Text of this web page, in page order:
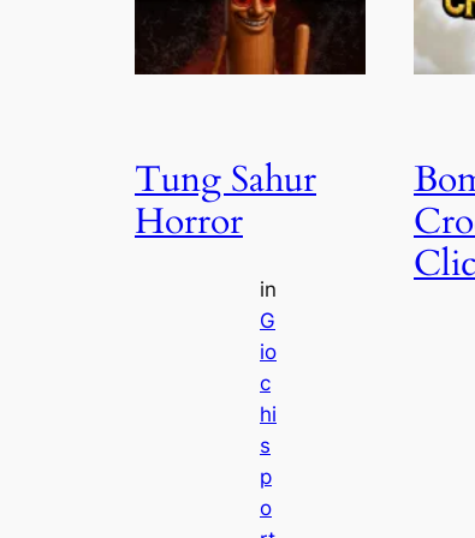
Tung Sahur
Horror
in
G
io
c
hi
s
p
o